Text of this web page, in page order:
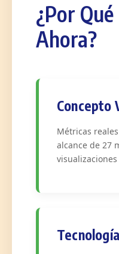
¿Por
Ahora?
Concepto
Métricas
alcance de 27